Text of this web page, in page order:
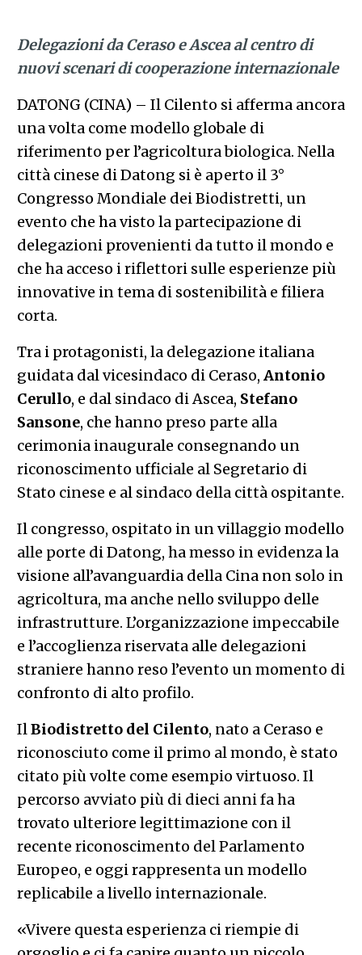
Delegazioni da Ceraso e Ascea al centro di
nuovi scenari di cooperazione internazionale
DATONG (CINA) – Il Cilento si afferma ancora
una volta come modello globale di
riferimento per l’agricoltura biologica. Nella
città cinese di Datong si è aperto il 3°
Congresso Mondiale dei Biodistretti, un
evento che ha visto la partecipazione di
delegazioni provenienti da tutto il mondo e
che ha acceso i riflettori sulle esperienze più
innovative in tema di sostenibilità e filiera
corta.
Tra i protagonisti, la delegazione italiana
guidata dal vicesindaco di Ceraso, Antonio
Cerullo, e dal sindaco di Ascea, Stefano
Sansone, che hanno preso parte alla
cerimonia inaugurale consegnando un
riconoscimento ufficiale al Segretario di
Stato cinese e al sindaco della città ospitante.
Il congresso, ospitato in un villaggio modello
alle porte di Datong, ha messo in evidenza la
visione all’avanguardia della Cina non solo in
agricoltura, ma anche nello sviluppo delle
infrastrutture. L’organizzazione impeccabile
e l’accoglienza riservata alle delegazioni
straniere hanno reso l’evento un momento di
confronto di alto profilo.
IlBiodistretto del Cilento, nato a Ceraso e
riconosciuto come il primo al mondo, è stato
citato più volte come esempio virtuoso. Il
percorso avviato più di dieci anni fa ha
trovato ulteriore legittimazione con il
recente riconoscimento del Parlamento
Europeo, e oggi rappresenta un modello
replicabile a livello internazionale.
«Vivere questa esperienza ci riempie di